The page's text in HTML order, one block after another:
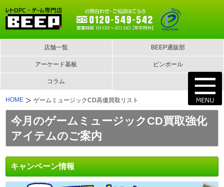
店舗一覧 BEEP通販部
アーケード基板 ピンボール
コラム
HOME ゲームミュージックCD高価買取リスト
今月のゲームミュージックCD買取強化
アイテムのご案内
キャンペーン情報